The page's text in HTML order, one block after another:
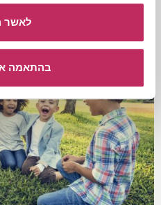
לאשר
בהתאמה
כולל חומרים
להורדה